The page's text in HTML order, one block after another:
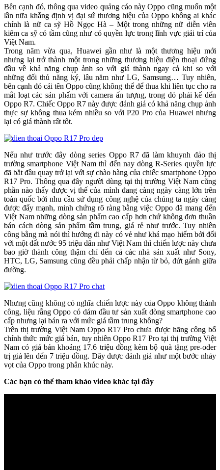
Bên cạnh đó, thông qua video quảng cáo này Oppo cũng muốn một
lần nữa khẳng định vị đại sứ thương hiệu của Oppo không ai khác
chính là nữ ca sỹ Hồ Ngọc Hà – Một trong những nữ diễn viên
kiêm ca sỹ có tầm cũng như có quyền lực trong lĩnh vực giải trí của
Việt Nam.
Trong năm vừa qua, Huawei gần như là một thương hiệu mới
nhưng lại trở thành một trong những thương hiệu điện thoại đứng
đầu về khả năng chụp ảnh so với giá thành ngay cả khi so với
những đối thủ năng ký, lâu năm như LG, Samsung… Tuy nhiên,
bên cạnh đó cái tên Oppo cũng không thể để thua khi liên tục cho ra
mắt loạt các sản phẩm với camera ấn tượng, trong đó phải kể đến
Oppo R7. Chiếc Oppo R7 này được đánh giá có khả năng chụp ảnh
thực sự không thua kém nhiều so với P20 Pro của Huawei nhưng
lại có giá thành rất tốt.
Nếu như trước đây dòng series Oppo R7 đã làm khuynh đảo thị
trường smartphone Việt Nam thì đến nay dòng R-Series quyền lực
đã bắt đầu quay trở lại với sự chào hàng của chiếc smartphone Oppo
R17 Pro. Thông qua đây người dùng tại thị trường Việt Nam cũng
phần nào thấy được vị thế của mình đang càng ngày càng lớn trên
toàn quốc bởi nhu cầu sử dụng công nghệ của chúng ta ngày càng
được đẩy mạnh, minh chứng rõ ràng bằng việc Oppo đã mang đến
Việt Nam những dòng sản phẩm cao cấp hơn chứ không đơn thuần
bán cách dòng sản phẩm tầm trung, giá rẻ như trước. Tuy nhiên
công bằng mà nói thì hướng đi này có vẻ như khá mạo hiểm bởi đối
với một đất nước 95 triệu dân như Việt Nam thì chiến lược này chưa
bao giờ thành công thậm chí đến cả các nhà sản xuất như Sony,
HTC, LG, Samsung cũng đều phải chấp nhận từ bỏ, đứt gánh giữa
đường.
Nhưng cũng không có nghĩa chiến lược này của Oppo không thành
công, liệu rằng Oppo có dám đầu tư sản xuất dòng smartphone cao
cấp nhưng lại bán ra với mức giá tầm trung không?
Trên thị trường Việt Nam Oppo R17 Pro chưa được hãng công bố
chính thức mức giá bán, tuy nhiên Oppo R17 Pro tại thị trường Việt
Nam có giá bán khoảng 17.6 triệu đồng kèm bộ quà tặng pre-oder
trị giá lên đến 7 triệu đồng. Đây được đánh giá như một bước nhảy
vọt của Oppo trong phân khúc này.
Các bạn có thể tham khảo video khác tại đây